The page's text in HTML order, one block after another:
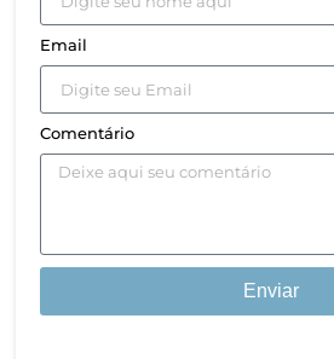
Email
Comentário
Enviar